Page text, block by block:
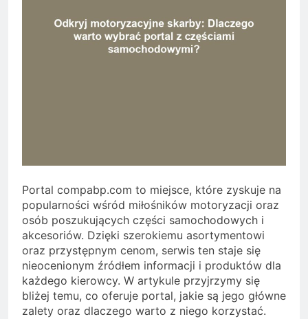
Portal compabp.com to miejsce, które zyskuje na
popularności wśród miłośników motoryzacji oraz
osób poszukujących części samochodowych i
akcesoriów. Dzięki szerokiemu asortymentowi
oraz przystępnym cenom, serwis ten staje się
nieocenionym źródłem informacji i produktów dla
każdego kierowcy. W artykule przyjrzymy się
bliżej temu, co oferuje portal, jakie są jego główne
zalety oraz dlaczego warto z niego korzystać.